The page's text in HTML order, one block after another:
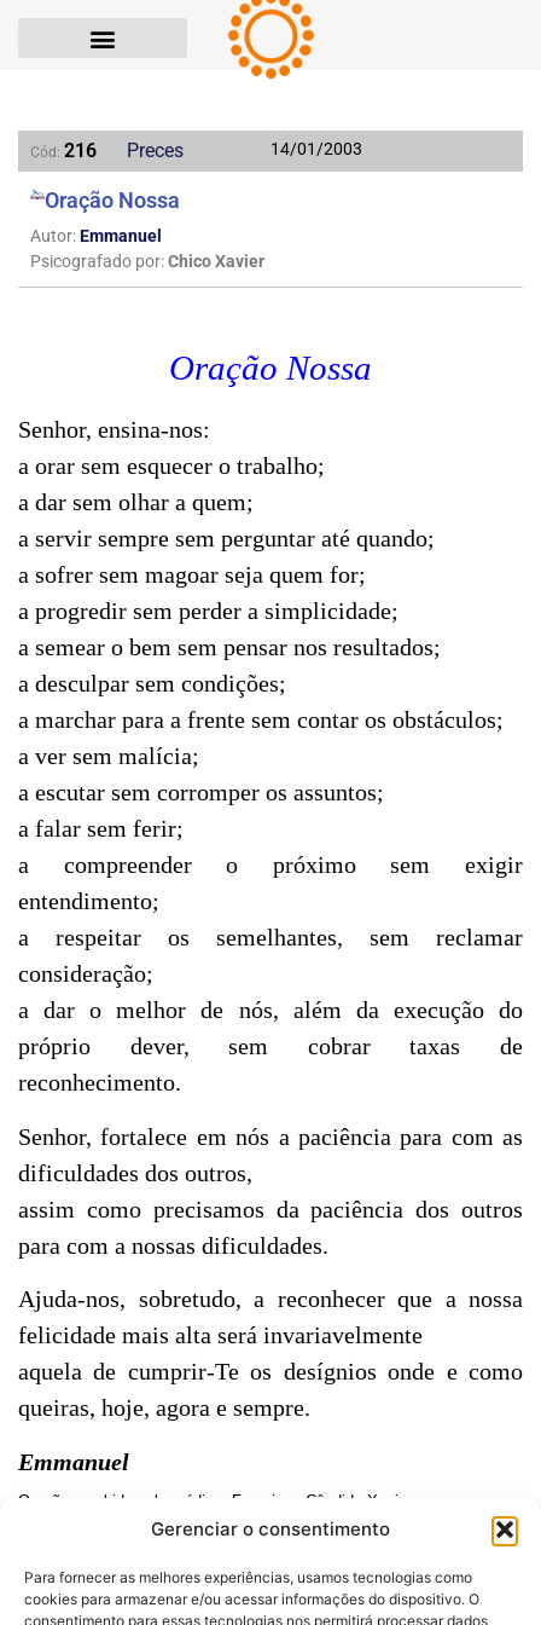
Gerenciar o consentimento
Para fornecer as melhores experiências, usamos tecnologias como
cookies para armazenar e/ou acessar informações do dispositivo. O
consentimento para essas tecnologias nos permitirá processar dados
Cód: 216 Preces 14/01/2003
Oração Nossa
Autor:Emmanuel
Psicografado por:Chico Xavier
Oração Nossa
Senhor, ensina-nos:
a orar sem esquecer o trabalho;
a dar sem olhar a quem;
a servir sempre sem perguntar até quando;
a sofrer sem magoar seja quem for;
a progredir sem perder a simplicidade;
a semear o bem sem pensar nos resultados;
a desculpar sem condições;
a marchar para a frente sem contar os obstáculos;
a ver sem malícia;
a escutar sem corromper os assuntos;
a falar sem ferir;
a compreender o próximo sem exigir
entendimento;
a respeitar os semelhantes, sem reclamar
consideração;
a dar o melhor de nós, além da execução do
próprio dever, sem cobrar taxas de
reconhecimento.
Senhor, fortalece em nós a paciência para com as
dificuldades dos outros,
assim como precisamos da paciência dos outros
para com a nossas dificuldades.
Ajuda-nos, sobretudo, a reconhecer que a nossa
felicidade mais alta será invariavelmente
aquela de cumprir-Te os desígnios onde e como
queiras, hoje, agora e sempre.
Emmanuel
Oração recebida pelo médium Francisco Cândido Xavier